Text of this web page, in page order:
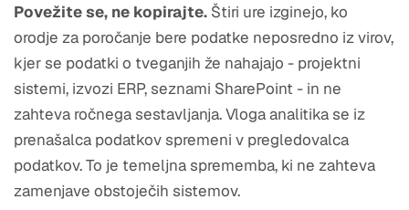
Povežite se, ne kopirajte. Štiri ure izginejo, ko
orodje za poročanje bere podatke neposredno iz virov,
kjer se podatki o tveganjih že nahajajo - projektni
sistemi, izvozi ERP, seznami SharePoint - in ne
zahteva ročnega sestavljanja. Vloga analitika se iz
prenašalca podatkov spremeni v pregledovalca
podatkov. To je temeljna sprememba, ki ne zahteva
zamenjave obstoječih sistemov.